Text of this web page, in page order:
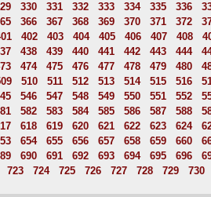
330 331 332 333 334 335 336
366 367 368 369 370 371 372
402 403 404 405 406 407 408
438 439 440 441 442 443 444
474 475 476 477 478 479 480
510 511 512 513 514 515 516
546 547 548 549 550 551 552
582 583 584 585 586 587 588
618 619 620 621 622 623 624
654 655 656 657 658 659 660
690 691 692 693 694 695 696
723 724 725 726 727 728 729 730